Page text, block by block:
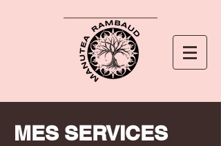
MES SERVICES